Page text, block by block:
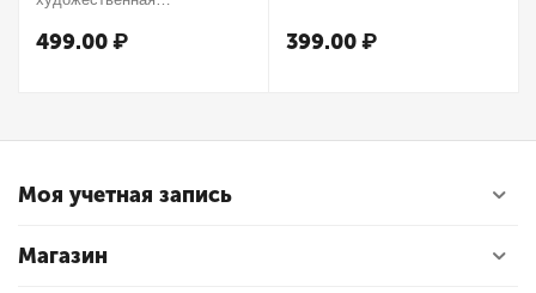
37мл, туба, оранжевый
499.00₽ 399.00₽
Моя учетная запись
Магазин